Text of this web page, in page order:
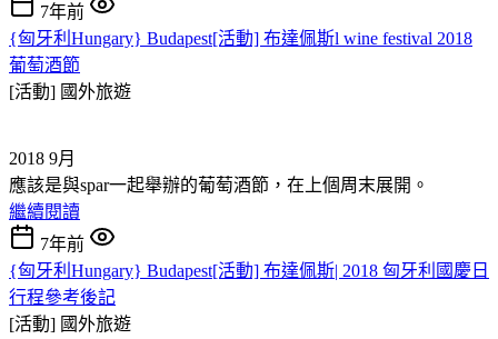
7年前
{匈牙利Hungary} Budapest[活動] 布達佩斯l wine festival 2018
葡萄酒節
[活動] 國外旅遊
2018 9月
應該是與spar一起舉辦的葡萄酒節，在上個周末展開。
繼續閱讀
7年前
{匈牙利Hungary} Budapest[活動] 布達佩斯| 2018 匈牙利國慶日
行程參考後記
[活動] 國外旅遊